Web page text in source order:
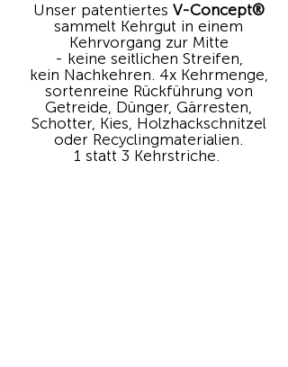
Unser patentiertes V-Concept®
sammelt Kehrgut in einem
Kehrvorgang zur Mitte
- keine seitlichen Streifen,
kein Nachkehren. 4x Kehrmenge,
sortenreine Rückführung von
Getreide, Dünger, Gärresten,
Schotter, Kies, Holzhackschnitzel
oder Recyclingmaterialien.
1 statt 3 Kehrstriche.